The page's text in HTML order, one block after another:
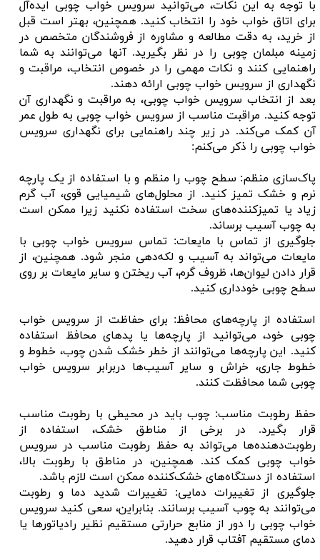
با توجه به این نکات، می‌توانید سرویس خواب چوبی ایده‌آل
برای اتاق خواب خود را انتخاب کنید. همچنین، بهتر است قبل
از خرید، به دقت مطالعه و مشاوره از فروشندگان متخصص در
زمینه مبلمان چوبی را در نظر بگیرید. آنها می‌توانند به شما
راهنمایی کنند و نکات مهمی را در خصوص انتخاب، مراقبت و
نگهداری از سرویس خواب چوبی ارائه دهند.
بعد از انتخاب سرویس خواب چوبی، به مراقبت و نگهداری آن
توجه کنید. مراقبت مناسب از سرویس خواب چوبی به طول عمر
آن کمک می‌کند. در زیر چند راهنمایی برای نگهداری سرویس
خواب چوبی را ذکر می‌کنم:
پاک‌سازی منظم: سطح چوب را منظم و با استفاده از یک پارچه
نرم و خشک تمیز کنید. از محلول‌های شیمیایی قوی، آب گرم
زیاد یا تمیزکننده‌های سخت استفاده نکنید زیرا ممکن است
به چوب آسیب برساند.
جلوگیری از تماس با مایعات: تماس سرویس خواب چوبی با
مایعات می‌تواند به آسیب و لکه‌دهی منجر شود. همچنین، از
قرار دادن لیوان‌ها، ظروف گرم، آب ریختن و سایر مایعات بر روی
سطح چوبی خودداری کنید.
استفاده از پارچه‌های محافظ: برای حفاظت از سرویس خواب
چوبی خود، می‌توانید از پارچه‌ها یا پد‌های محافظ استفاده
کنید. این پارچه‌ها می‌توانند از خطر خشک شدن چوب، خطوط و
خطوط جاری، خراش و سایر آسیب‌ها دربرابر سرویس خواب
چوبی شما محافظت کنند.
حفظ رطوبت مناسب: چوب باید در محیطی با رطوبت مناسب
قرار بگیرد. در برخی از مناطق خشک، استفاده از
رطوبت‌دهنده‌ها می‌تواند به حفظ رطوبت مناسب در سرویس
خواب چوبی کمک کند. همچنین، در مناطق با رطوبت بالا،
استفاده از دستگاه‌های خشک‌کننده ممکن است لازم باشد.
جلوگیری از تغییرات دمایی: تغییرات شدید دما و رطوبت
می‌توانند به چوب آسیب برسانند. بنابراین، سعی کنید سرویس
خواب چوبی را دور از منابع حرارتی مستقیم نظیر رادیاتورها یا
دمای مستقیم آفتاب قرار دهید.